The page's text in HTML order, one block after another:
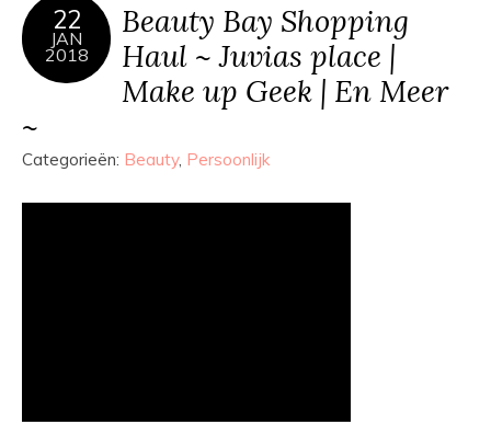
22
JAN
2018
Beauty Bay Shopping
Haul ~ Juvias place |
Make up Geek | En Meer
~
Categorieën: Beauty, Persoonlijk